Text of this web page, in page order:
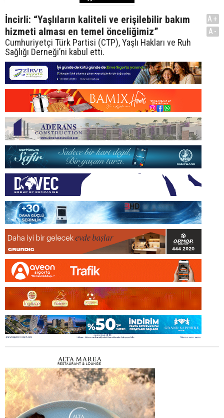
İncirli: “Yaşlıların kaliteli ve erişilebilir bakım
hizmeti alması en temel önceliğimiz”
Cumhuriyetçi Türk Partisi (CTP), Yaşlı Hakları ve Ruh
Sağlığı Derneği’ni kabul etti.
A+
A-